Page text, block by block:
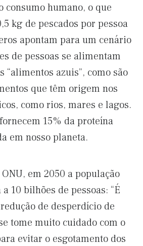
consumo humano, o que
kg de pescados por pessoa
apontam para um cenário
de pessoas se alimentam
“alimentos azuis”, como são
que têm origem nos
como rios, mares e lagos.
15% da proteína
em nosso planeta.
em 2050 a população
10 bilhões de pessoas: “É
de desperdício de
tome muito cuidado com o
evitar o esgotamento dos